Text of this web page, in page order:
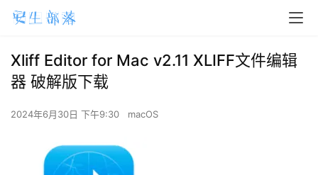
Xliff Editor for Mac v2.11 XLIFF文件编辑
器 破解版下载
2024年6月30日 下午9:30 macOS